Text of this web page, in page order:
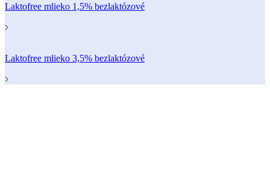
Laktofree mlieko 1,5% bezlaktózové
Laktofree mlieko 3,5% bezlaktózové